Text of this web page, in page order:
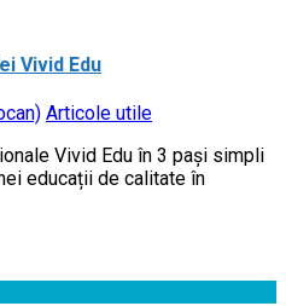
Vivid Edu
Articole utile
Vivid Edu în 3 pași simpli
educații de calitate în